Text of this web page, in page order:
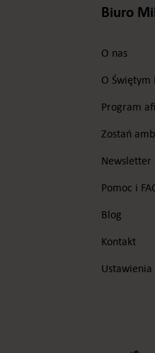
Biuro
O nas
O Świętym
Program
Zostań
Newsletter
Pomoc i
Blog
Kontakt
Ustawienia